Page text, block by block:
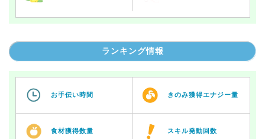
ランキング情報
お手伝い時間 きのみ獲得エナジー量
食材獲得数量 スキル発動回数